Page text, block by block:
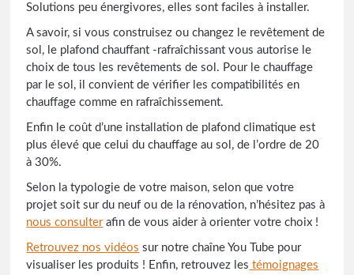
Solutions peu énergivores, elles sont faciles à installer.
A savoir, si vous construisez ou changez le revêtement de
sol, le plafond chauffant -rafraîchissant vous autorise le
choix de tous les revêtements de sol. Pour le chauffage
par le sol, il convient de vérifier les compatibilités en
chauffage comme en rafraîchissement.
Enfin le coût d’une installation de plafond climatique est
plus élevé que celui du chauffage au sol, de l’ordre de 20
à 30%.
Selon la typologie de votre maison, selon que votre
projet soit sur du neuf ou de la rénovation, n’hésitez pas à
nous consulterafin de vous aider à orienter votre choix !
Retrouvez nos vidéos sur notre chaîne You Tube pour
visualiser les produits ! Enfin, retrouvez les témoignages